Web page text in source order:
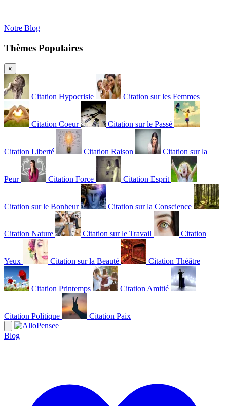
Notre Blog
Thèmes Populaires
×
Citation Hypocrisie Citation sur les Femmes
Citation Coeur Citation sur le Passé
Citation Liberté Citation Raison Citation sur la
Peur Citation Force Citation Esprit
Citation sur le Bonheur Citation sur la Conscience
Citation Nature Citation sur le Travail Citation
Yeux Citation sur la Beauté Citation Théâtre
Citation Printemps Citation Amitié
Citation Politique Citation Paix
Blog